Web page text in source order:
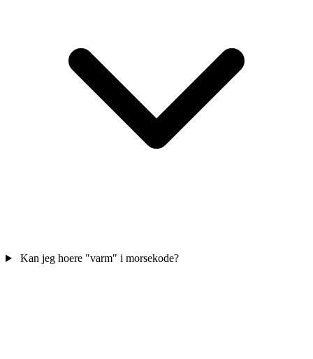
Kan jeg hoere "varm" i morsekode?